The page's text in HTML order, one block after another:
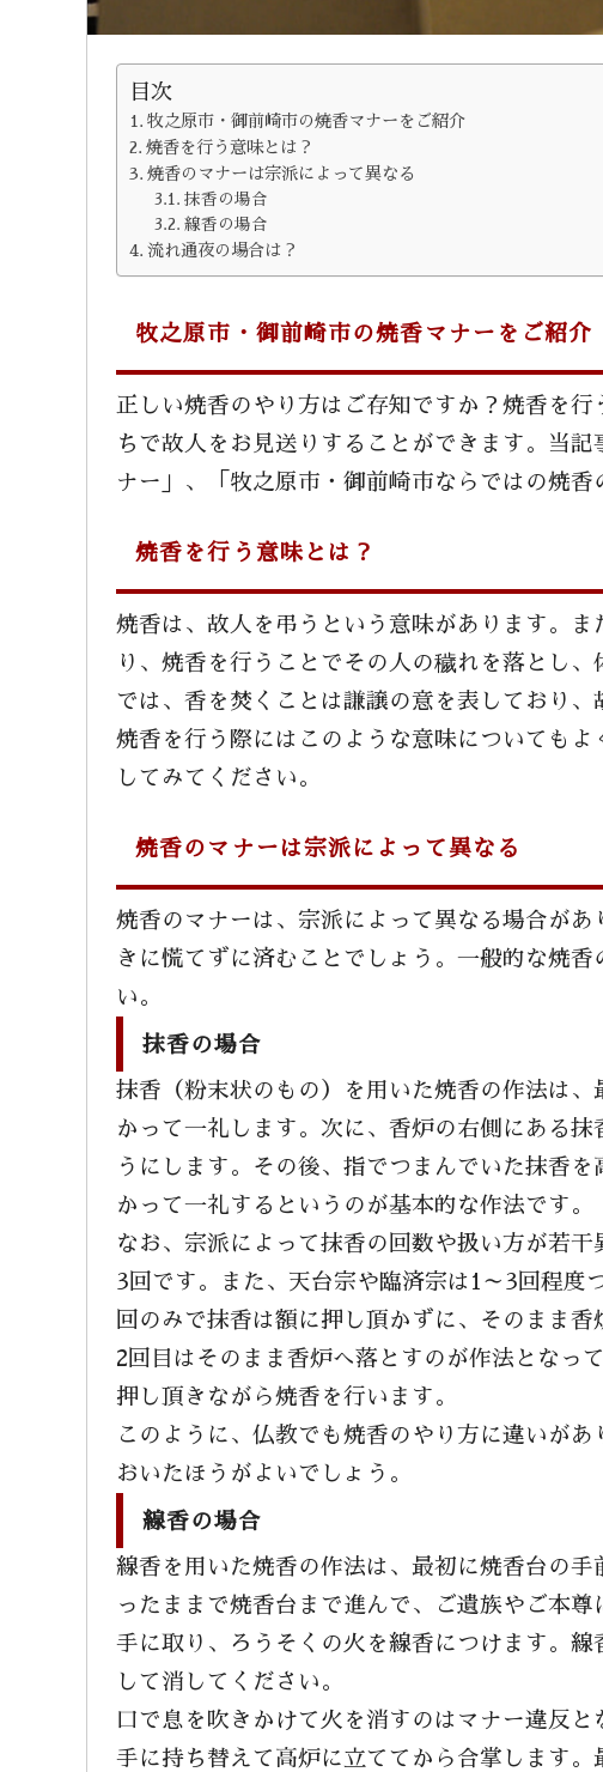
目次
牧之原市・御前崎市の焼香マナーをご紹介
焼香を行う意味とは？
焼香のマナーは宗派によって異なる
抹香の場合
線香の場合
流れ通夜の場合は？
牧之原市・御前崎市の焼香マナーをご紹介
正しい焼香のやり方はご存知ですか？焼香を
ちで故人をお見送りすることができます。当
ナー」、「牧之原市・御前崎市ならではの焼香
焼香を行う意味とは？
焼香は、故人を弔うという意味があります。
り、焼香を行うことでその人の穢れを落とし
では、香を焚くことは謙譲の意を表しており
焼香を行う際にはこのような意味についても
してみてください。
焼香のマナーは宗派によって異なる
焼香のマナーは、宗派によって異なる場合が
きに慌てずに済むことでしょう。一般的な焼
い。
抹香の場合
抹香（粉末状のもの）を用いた焼香の作法は
かって一礼します。 次に、香炉の右側にある
うにします。その後、指でつまんでいた抹香
かって一礼するというのが基本的な作法です。
なお、宗派によって抹香の回数や扱い方が若干
3回です。また、天台宗や臨済宗は1～3回程度
回のみで抹香は額に押し頂かずに、そのまま香
2回目はそのまま香炉へ落とすのが作法となって
押し頂きながら焼香を行います。
このように、仏教でも焼香のやり方に違いが
おいたほうがよいでしょう。
線香の場合
線香を用いた焼香の作法は、最初に焼香台の
ったままで焼香台まで進んで、ご遺族やご本
手に取り、ろうそくの火を線香につけます。
して消してください。
口で息を吹きかけて火を消すのはマナー違反
手に持ち替えて高炉に立ててから合掌します